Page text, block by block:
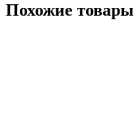
Похожие товары